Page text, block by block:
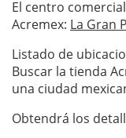
El centro
Acremex: La Gran
Listado de
Buscar la tienda
una ciudad
Obtendrá los